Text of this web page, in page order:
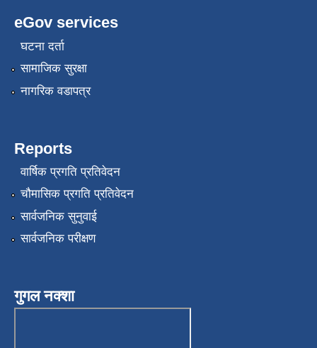
eGov services
घटना दर्ता
सामाजिक सुरक्षा
नागरिक वडापत्र
Reports
वार्षिक प्रगति प्रतिवेदन
चौमासिक प्रगति प्रतिवेदन
सार्वजनिक सुनुवाई
सार्वजनिक परीक्षण
गुगल नक्शा